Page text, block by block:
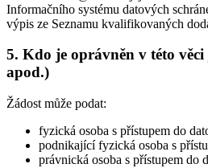
Informačního systému datových
výpis ze Seznamu kvalifikovaných
5. Kdo je oprávněn v této
apod.)
Žádost může podat:
fyzická osoba s přístupem do
podnikající fyzická osoba s
právnická osoba s přístupem do